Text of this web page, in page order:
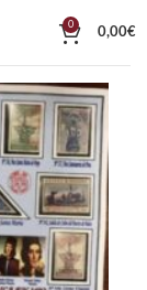
0
0,00€